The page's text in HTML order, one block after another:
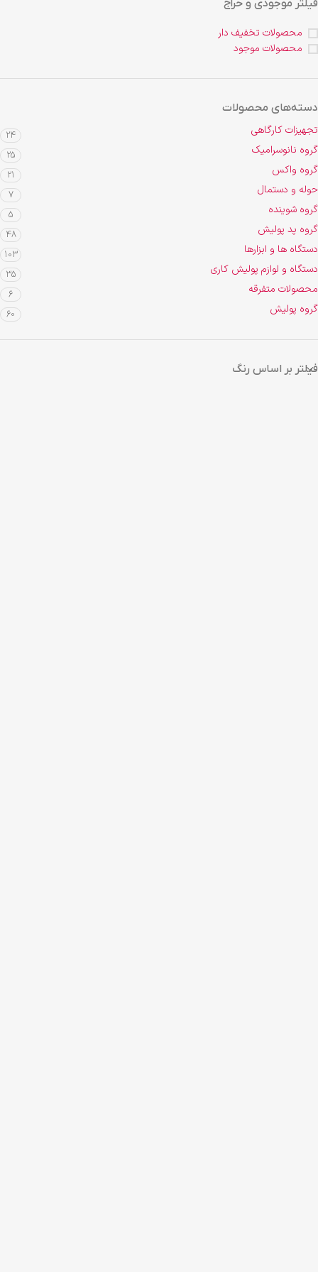
فیلتر موجودی و حراج
محصولات تخفیف دار
محصولات موجود
دسته‌های محصولات
تجهیزات کارگاهی 24
گروه نانوسرامیک 25
گروه واکس 21
حوله و دستمال 7
گروه شوینده 5
گروه پد پولیش 48
دستگاه ها و ابزارها 103
دستگاه و لوازم پولیش کاری 35
محصولات متفرقه 6
گروه پولیش 60
فیلتر بر اساس رنگ